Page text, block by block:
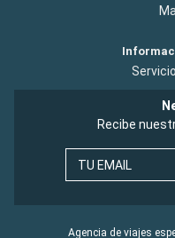
Recibe
TU EMAIL
Agencia de viajes